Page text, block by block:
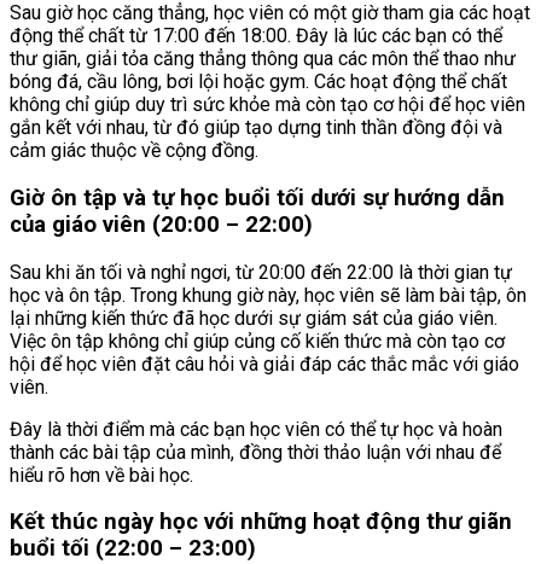
Sau giờ học căng thẳng, học viên có một giờ tham gia các hoạt
động thể chất từ 17:00 đến 18:00. Đây là lúc các bạn có thể
thư giãn, giải tỏa căng thẳng thông qua các môn thể thao như
bóng đá, cầu lông, bơi lội hoặc gym. Các hoạt động thể chất
không chỉ giúp duy trì sức khỏe mà còn tạo cơ hội để học viên
gắn kết với nhau, từ đó giúp tạo dựng tinh thần đồng đội và
cảm giác thuộc về cộng đồng.
Giờ ôn tập và tự học buổi tối dưới sự hướng dẫn
của giáo viên (20:00 – 22:00)
Sau khi ăn tối và nghỉ ngơi, từ 20:00 đến 22:00 là thời gian tự
học và ôn tập. Trong khung giờ này, học viên sẽ làm bài tập, ôn
lại những kiến thức đã học dưới sự giám sát của giáo viên.
Việc ôn tập không chỉ giúp củng cố kiến thức mà còn tạo cơ
hội để học viên đặt câu hỏi và giải đáp các thắc mắc với giáo
viên.
Đây là thời điểm mà các bạn học viên có thể tự học và hoàn
thành các bài tập của mình, đồng thời thảo luận với nhau để
hiểu rõ hơn về bài học.
Kết thúc ngày học với những hoạt động thư giãn
buổi tối (22:00 – 23:00)